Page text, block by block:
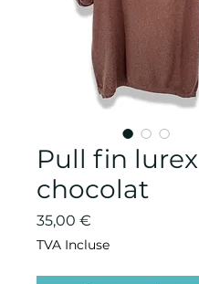
Pull fin lurex
chocolat
35,00 €
TVA Incluse